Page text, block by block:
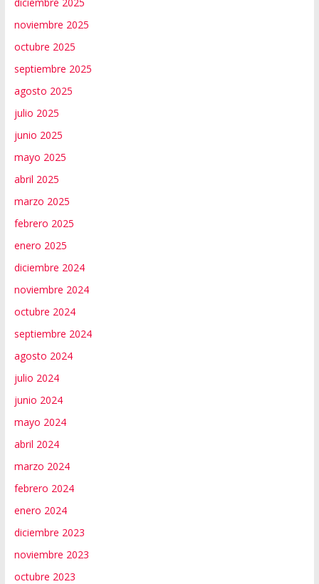
noviembre 2025
octubre 2025
septiembre 2025
agosto 2025
julio 2025
junio 2025
mayo 2025
abril 2025
marzo 2025
febrero 2025
enero 2025
diciembre 2024
noviembre 2024
octubre 2024
septiembre 2024
agosto 2024
julio 2024
junio 2024
mayo 2024
abril 2024
marzo 2024
febrero 2024
enero 2024
diciembre 2023
noviembre 2023
octubre 2023